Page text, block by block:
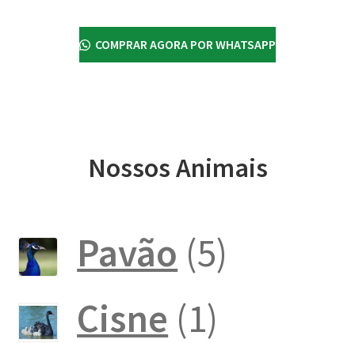
COMPRAR AGORA POR WHATSAPP
Nossos Animais
Pavão 55
Cisne 11